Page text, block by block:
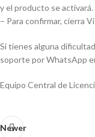
y el producto se activará.
– Para confirmar, cierra
Si tienes alguna
soporte por WhatsApp
Equipo Central de
Newer